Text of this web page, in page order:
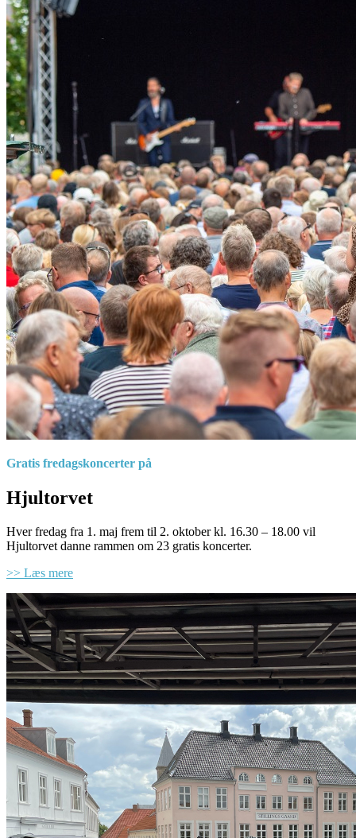
Gratis fredagskoncerter på
Hjultorvet
Hver fredag fra 1. maj frem til 2. oktober kl. 16.30 – 18.00 vil
Hjultorvet danne rammen om 23 gratis koncerter.
>> Læs mere